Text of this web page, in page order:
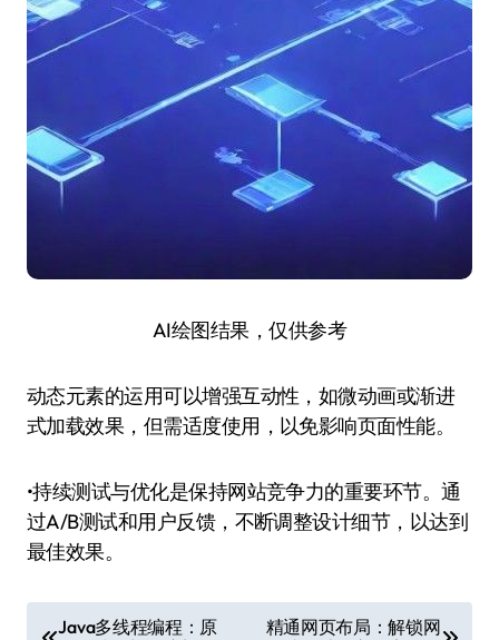
AI绘图结果，仅供参考
动态元素的运用可以增强互动性，如微动画或渐进
式加载效果，但需适度使用，以免影响页面性能。
•持续测试与优化是保持网站竞争力的重要环节。通
过A/B测试和用户反馈，不断调整设计细节，以达到
最佳效果。
Java多线程编程：原
精通网页布局：解锁网